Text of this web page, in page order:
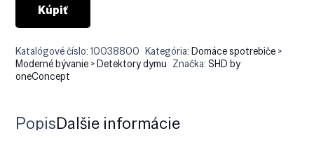
Kúpiť
Katalógové číslo:10038800 Kategória:Domáce spotrebiče >
Moderné bývanie > Detektory dymu Značka:SHD by
oneConcept
PopisĎalšie informácie